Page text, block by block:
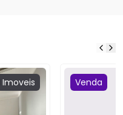
Imoveis Venda